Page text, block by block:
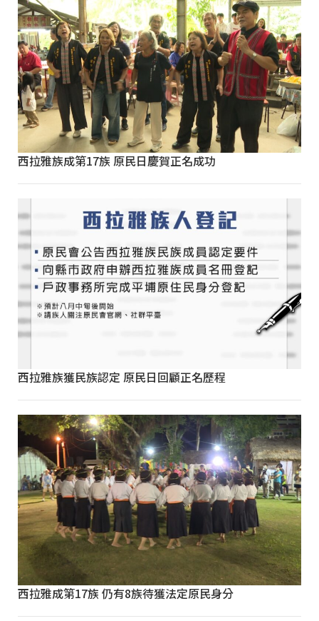
西拉雅族成第17族 原民日慶賀正名成功
西拉雅族獲民族認定 原民日回顧正名歷程
西拉雅成第17族 仍有8族待獲法定原民身分